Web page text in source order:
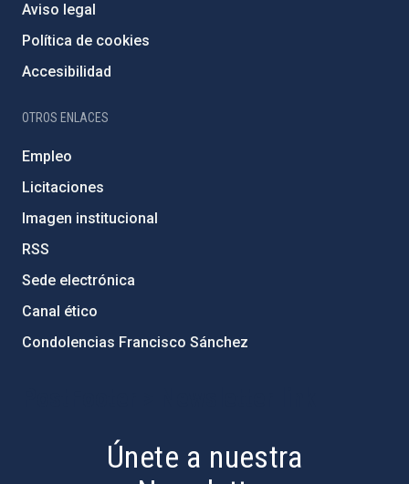
Aviso legal
Política de cookies
Accesibilidad
OTROS ENLACES
Empleo
Licitaciones
Imagen institucional
RSS
Sede electrónica
Canal ético
Condolencias Francisco Sánchez
Únete a nuestra